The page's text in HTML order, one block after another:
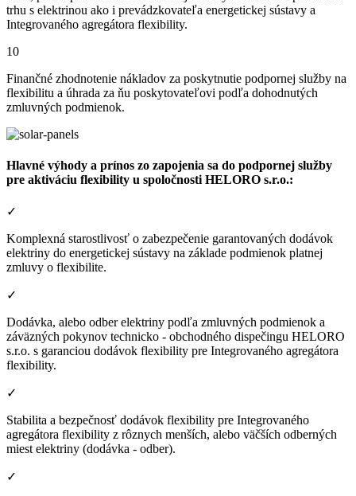
trhu s elektrinou ako i prevádzkovateľa energetickej sústavy a
Integrovaného agregátora flexibility.
10
Finančné zhodnotenie nákladov za poskytnutie podpornej služby na
flexibilitu a úhrada za ňu poskytovateľovi podľa dohodnutých
zmluvných podmienok.
Hlavné výhody a prínos zo zapojenia sa do podpornej služby
pre aktiváciu flexibility u spoločnosti HELORO s.r.o.:
✓
Komplexná starostlivosť o zabezpečenie garantovaných dodávok
elektriny do energetickej sústavy na základe podmienok platnej
zmluvy o flexibilite.
✓
Dodávka, alebo odber elektriny podľa zmluvných podmienok a
záväzných pokynov technicko - obchodného dispečingu HELORO
s.r.o. s garanciou dodávok flexibility pre Integrovaného agregátora
flexibility.
✓
Stabilita a bezpečnosť dodávok flexibility pre Integrovaného
agregátora flexibility z rôznych menších, alebo väčších odberných
miest elektriny (dodávka - odber).
✓